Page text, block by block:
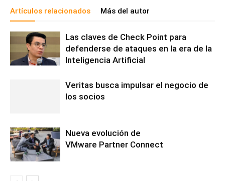
Artículos relacionados Más del autor
Las claves de Check Point para
defenderse de ataques en la era de la
Inteligencia Artificial
Veritas busca impulsar el negocio de
los socios
Nueva evolución de
VMware Partner Connect